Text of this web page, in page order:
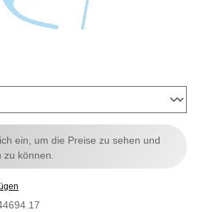
ein, um die Preise zu sehen und
können.